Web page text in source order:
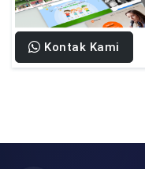
Kontak Kami